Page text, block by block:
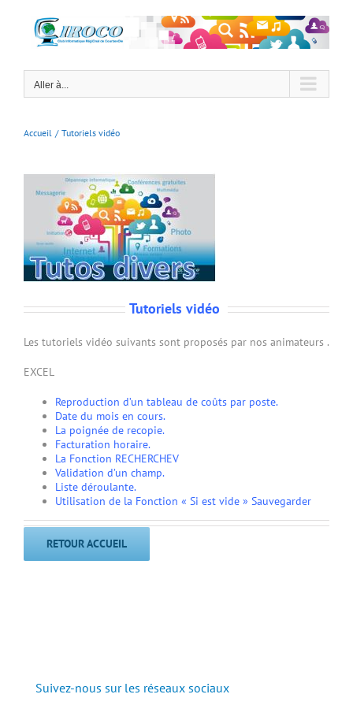
contenu
Aller à...
Accueil Tutoriels vidéo
Tutoriels vidéo
Les tutoriels vidéo suivants sont proposés par nos animateurs .
EXCEL
Reproduction d’un tableau de coûts par poste.
Date du mois en cours.
La poignée de recopie.
Facturation horaire.
La Fonction RECHERCHEV
Validation d’un champ.
Liste déroulante.
Utilisation de la Fonction « Si est vide » Sauvegarder
RETOUR ACCUEIL
Suivez-nous sur les réseaux sociaux